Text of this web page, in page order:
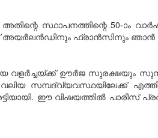
സ്ഥാപനത്തിന്റെ 50-ാം
അയര്‍ലന്‍ഡിനും ഫ്രാന്‍സിനും ഞാന്‍
വളര്‍ച്ചയ്ക്ക് ഊര്‍ജ സുരക്ഷയും
സമ്പദ്വ്യവസ്ഥയിലേക്ക്
ഈ വിഷയത്തില്‍ പാരീസ്